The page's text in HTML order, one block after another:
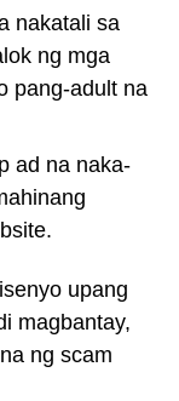
nakatali sa
ng mga
pang-adult na
ad na naka-
upang
magbantay,
ng scam